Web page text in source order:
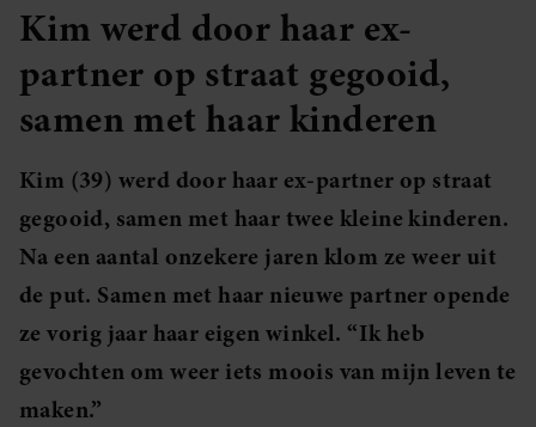
Kim werd door haar ex-
partner op straat gegooid,
samen met haar kinderen
Kim (39) werd door haar ex-partner op straat
gegooid, samen met haar twee kleine kinderen.
Na een aantal onzekere jaren klom ze weer uit
de put. Samen met haar nieuwe partner opende
ze vorig jaar haar eigen winkel. “Ik heb
gevochten om weer iets moois van mijn leven te
maken.”